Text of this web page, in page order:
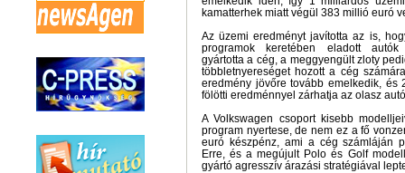
kamatterhek miatt végül 383 millió euró
Az üzemi eredményt javította az is,
programok keretében eladott autók
gyártotta a cég, a meggyengült zloty
többletnyereséget hozott a cég
eredmény jövőre tovább emelkedik, és
fölötti eredménnyel zárhatja az olasz
A Volkswagen csoport kisebb
program nyertese, de nem ez a fő
euró készpénz, ami a cég számláján
Erre, és a megújult Polo és Golf
gyártó agresszív árazási stratégiával